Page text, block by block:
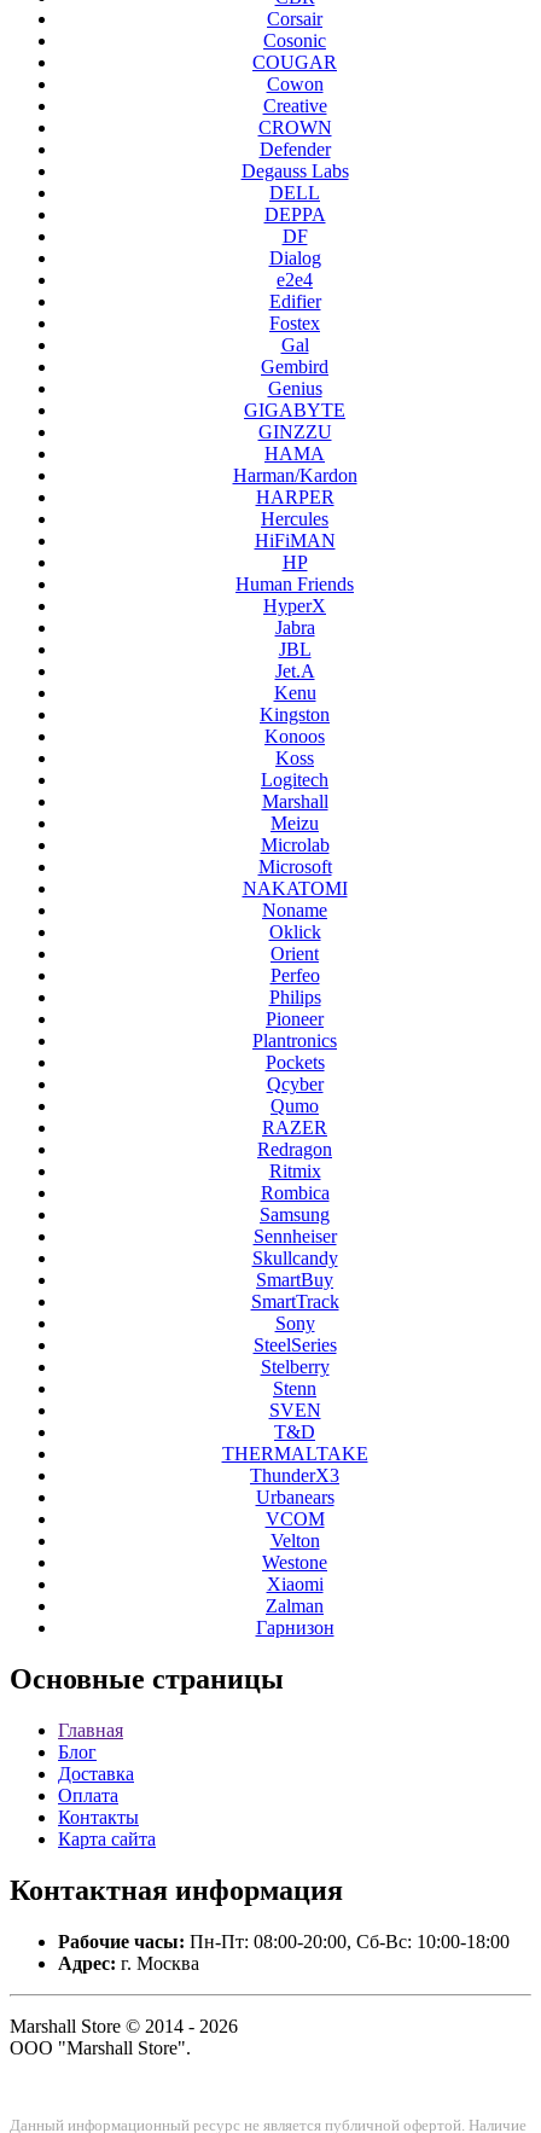
Corsair
Cosonic
COUGAR
Cowon
Creative
CROWN
Defender
Degauss Labs
DELL
DEPPA
DF
Dialog
e2e4
Edifier
Fostex
Gal
Gembird
Genius
GIGABYTE
GINZZU
HAMA
Harman/Kardon
HARPER
Hercules
HiFiMAN
HP
Human Friends
HyperX
Jabra
JBL
Jet.A
Kenu
Kingston
Konoos
Koss
Logitech
Marshall
Meizu
Microlab
Microsoft
NAKATOMI
Noname
Oklick
Orient
Perfeo
Philips
Pioneer
Plantronics
Pockets
Qcyber
Qumo
RAZER
Redragon
Ritmix
Rombica
Samsung
Sennheiser
Skullcandy
SmartBuy
SmartTrack
Sony
SteelSeries
Stelberry
Stenn
SVEN
T&D
THERMALTAKE
ThunderX3
Urbanears
VCOM
Velton
Westone
Xiaomi
Zalman
Гарнизон
Основные страницы
Главная
Блог
Доставка
Оплата
Контакты
Карта сайта
Контактная информация
Рабочие часы: Пн-Пт: 08:00-20:00, Сб-Вс: 10:00-18:00
Адрес: г. Москва
Marshall Store © 2014 - 2026
ООО "Marshall Store".
Данный информационный ресурс не является публичной офертой. Наличие